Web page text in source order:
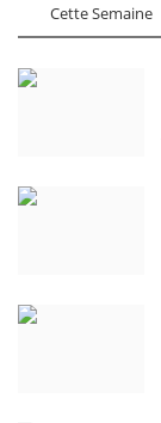
Cette Semaine